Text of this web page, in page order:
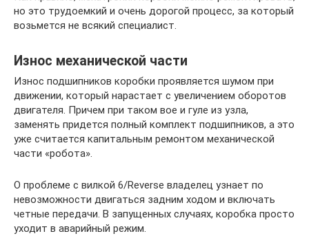
но это трудоемкий и очень дорогой процесс, за который
возьмется не всякий специалист.
Износ механической части
Износ подшипников коробки проявляется шумом при
движении, который нарастает с увеличением оборотов
двигателя. Причем при таком вое и гуле из узла,
заменять придется полный комплект подшипников, а это
уже считается капитальным ремонтом механической
части «робота».
О проблеме с вилкой 6/Reverse владелец узнает по
невозможности двигаться задним ходом и включать
четные передачи. В запущенных случаях, коробка просто
уходит в аварийный режим.